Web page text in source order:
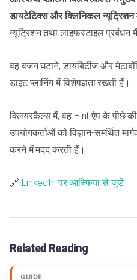
डायटेटिक्स और क्लिनिकल न्यूट्रिशन
न्यूट्रिशन तथा लाइफस्टाइल
वह वजन घटाने, डायबिटीज और
डाइट प्लानिंग में विशेषज्ञता रखती हैं।
क्लियरकैल्स में, वह Hint ऐप के पीछे
उपयोगकर्ताओं को विज्ञान-समर्थित
करने में मदद करती हैं।
🔗 LinkedIn पर आस्फिया से जुड़ें
Related Reading
GUIDE